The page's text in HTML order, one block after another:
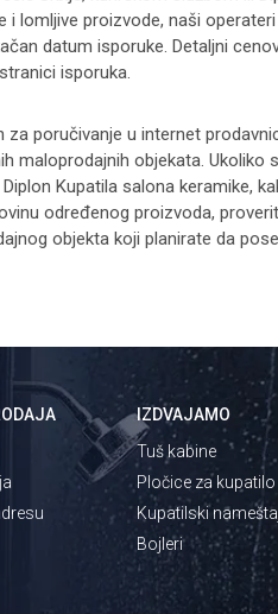
i lomljive proizvode, naši
datum isporuke. Detaljni
isporuka.
poručivanje u internet
maloprodajnih objekata. Ukoliko
Kupatila salona keramike,
određenog proizvoda,
objekta koji planirate da
IZDVAJAMO
Tuš kabine
Pločice za kupatilo
Kupatilski
Bojleri